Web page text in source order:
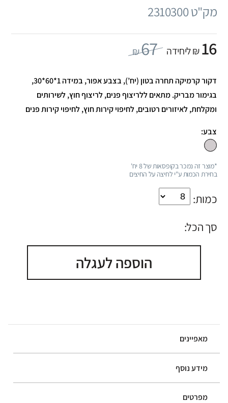
מק"ט 2310300
16₪ ליחידה 67
₪
דקור קרמיקה תחרה בטון (יח’), בצבע אפור, במידה 1*60*30,
בגימור מבריק. מתאים ללריצוף פנים, לריצוף חוץ, לשירותים
ומקלחת, לאיזורים רטובים, לחיפוי קירות חוץ, לחיפוי קירות פנים
צבע:
*מוצר זה נמכר בקופסאות של 8 יח'
בחירת הכמות ע"י לחיצה על החיצים
כמות:
סך הכל:
הוספה לעגלה
מאפיינים
מידע נוסף
מפרטים